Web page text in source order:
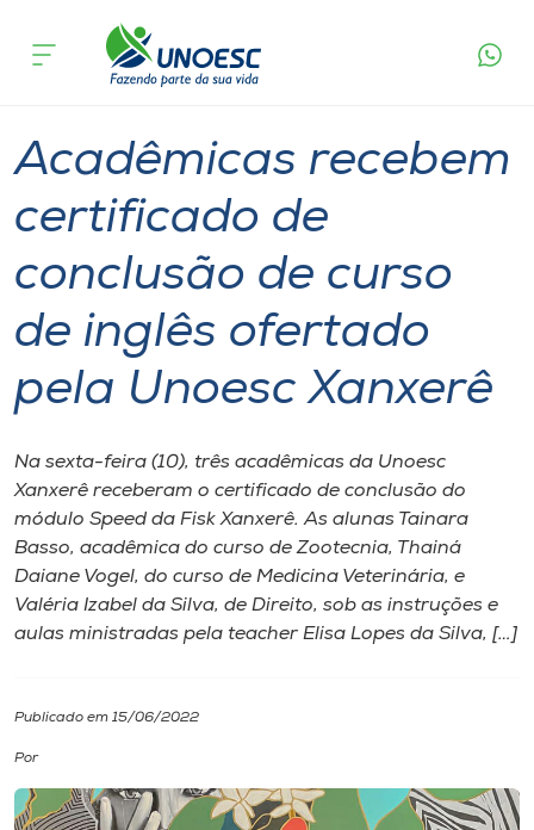
Cursos
Atendimento ao Estudante
Portal de Ensino
A
Internacionalização
I.nova
Cultura
CPA
acontece
Acadêmicas recebem
certificado de
conclusão de curso
de inglês ofertado
pela Unoesc Xanxerê
Na sexta-feira (10), três acadêmicas da Unoesc
Xanxerê receberam o certificado de conclusão do
módulo Speed da Fisk Xanxerê. As alunas Tainara
Basso, acadêmica do curso de Zootecnia, Thainá
Daiane Vogel, do curso de Medicina Veterinária, e
Valéria Izabel da Silva, de Direito, sob as instruções e
aulas ministradas pela teacher Elisa Lopes da Silva, […]
Publicado em 15/06/2022
Por